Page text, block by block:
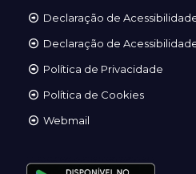
Declaração de
Declaração de
Política de Privacidade
Política de Cookies
Webmail